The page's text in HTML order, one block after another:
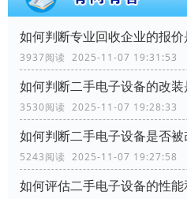
如何判断专业回收企业的报价
3937阅读 2025-11-07 19:31:53
如何判断二手电子设备的改装
3530阅读 2025-11-07 19:28:33
如何判断二手电子设备是否被
5243阅读 2025-11-07 19:27:58
如何评估二手电子设备的性能